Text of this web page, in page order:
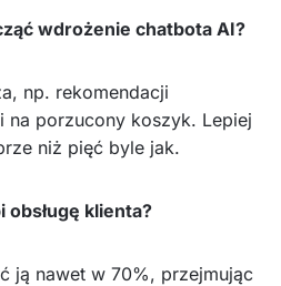
wdrożenie chatbota AI?
np. rekomendacji
na porzucony koszyk. Lepiej
niż pięć byle jak.
klienta?
ją nawet w 70%, przejmując